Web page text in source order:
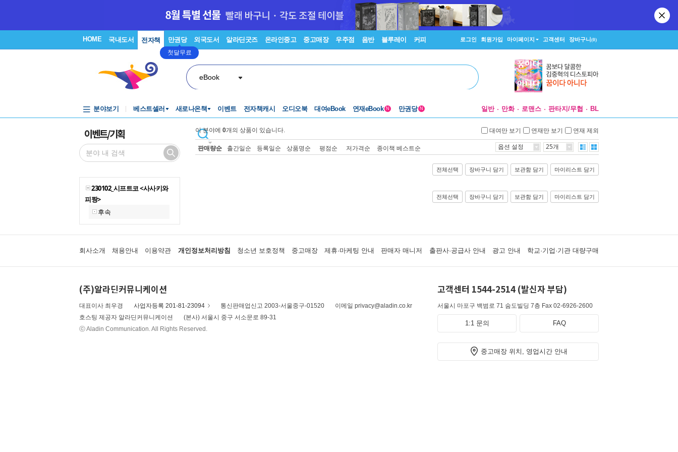
HOME 국내도서 전자책 만권당
첫달무료
외국도서 알라딘굿즈 온라인중고 중고매장 우주점 음반 블루레이 커피 로그인 회원가입 마이페이지 고객센터 장바구니(0)
eBook
분야보기 베스트셀러 새로나온책 이벤트 전자책캐시 오디오북 대여eBook 연재eBook N 만권당 N 일반 만화 로맨스 판타지/무협 BL
이벤트/기획
230102_시프트코 <사사키와
피짱>
후속
이 분야에 0개의 상품이 있습니다. 대여만 보기 연재만 보기 연재 제외
판매량순 출간일순 등록일순 상품명순 평점순 저가격순 종이책 베스트순 옵션 설정 25개
전체선택 장바구니 담기 보관함 담기 마이리스트 담기
전체선택 장바구니 담기 보관함 담기 마이리스트 담기
회사소개 채용안내 이용약관 개인정보처리방침 청소년 보호정책 중고매장 제휴·마케팅 안내 판매자 매니저 출판사·공급사 안내 광고 안내 학교·기업·기관 대량구매
(주)알라딘커뮤니케이션
대표이사 최우경 사업자등록 201-81-23094 통신판매업신고 2003-서울중구-01520
이메일 privacy@aladin.co.kr
호스팅 제공자 알라딘커뮤니케이션
(본사) 서울시 중구 서소문로 89-31
ⓒ Aladin Communication. All Rights Reserved.
고객센터 1544-2514 (발신자 부담)
서울시 마포구 백범로 71 숨도빌딩 7층 Fax 02-6926-2600
1:1 문의 FAQ
중고매장 위치, 영업시간 안내